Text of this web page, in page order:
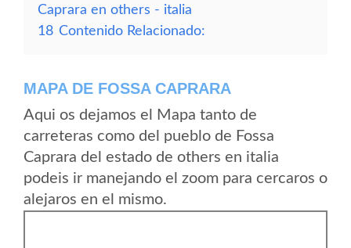
Caprara en others - italia
18 Contenido Relacionado:
MAPA DE FOSSA CAPRARA
Aqui os dejamos el Mapa tanto de
carreteras como del pueblo de Fossa
Caprara del estado de others en italia
podeis ir manejando el zoom para cercaros o
alejaros en el mismo.